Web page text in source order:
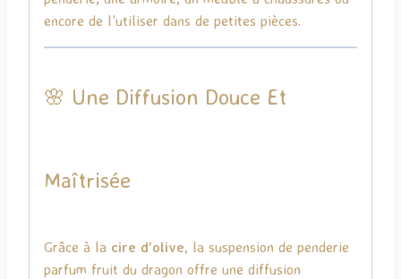
encore de l’utiliser dans de petites pièces.
🌸 Une Diffusion Douce Et
Maîtrisée
Grâce à la cire d’olive, la suspension de penderie
parfum fruit du dragon offre une diffusion